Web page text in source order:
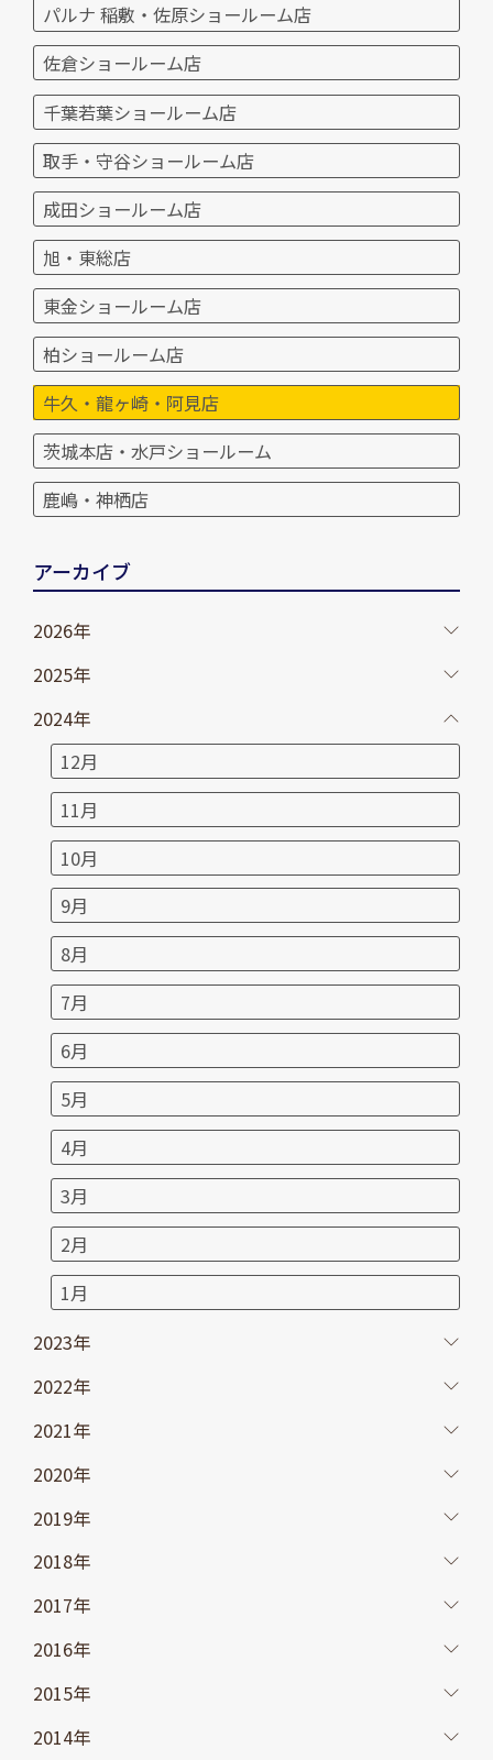
パルナ 稲敷・佐原ショールーム店
佐倉ショールーム店
千葉若葉ショールーム店
取手・守谷ショールーム店
成田ショールーム店
旭・東総店
東金ショールーム店
柏ショールーム店
牛久・龍ヶ崎・阿見店
茨城本店・水戸ショールーム
鹿嶋・神栖店
アーカイブ
2026年
2025年
2024年
12月
11月
10月
9月
8月
7月
6月
5月
4月
3月
2月
1月
2023年
2022年
2021年
2020年
2019年
2018年
2017年
2016年
2015年
2014年